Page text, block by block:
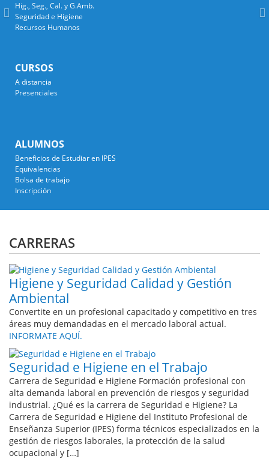
Hig., Seg., Cal. y G.Amb.
Seguridad e Higiene
Recursos Humanos
CURSOS
A distancia
Presenciales
ALUMNOS
Beneficios de Estudiar en IPES
Equivalencias
Bolsa de trabajo
Inscripción
CARRERAS
Higiene y Seguridad Calidad y Gestión
Ambiental
Convertite en un profesional capacitado y competitivo en tres
áreas muy demandadas en el mercado laboral actual.
INFORMATE AQUÍ.
Seguridad e Higiene en el Trabajo
Carrera de Seguridad e Higiene Formación profesional con
alta demanda laboral en prevención de riesgos y seguridad
industrial. ¿Qué es la carrera de Seguridad e Higiene? La
Carrera de Seguridad e Higiene del Instituto Profesional de
Enseñanza Superior (IPES) forma técnicos especializados en la
gestión de riesgos laborales, la protección de la salud
ocupacional y […]